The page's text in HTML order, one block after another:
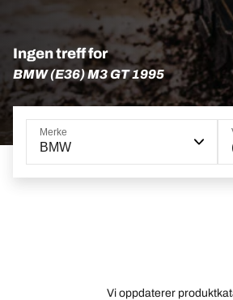
Ingen treff for
BMW (E36) M3 GT 1995
Merke
BMW
Vi oppdaterer